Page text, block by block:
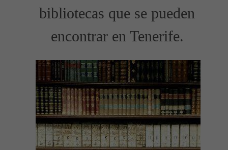
bibliotecas que se pueden
encontrar en Tenerife.